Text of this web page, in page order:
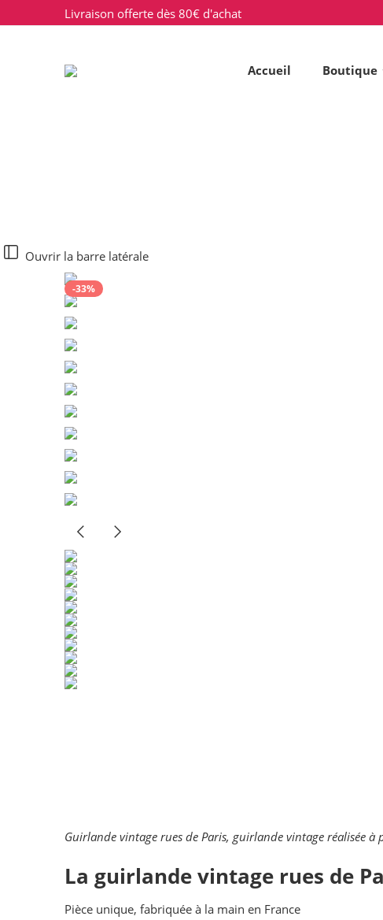
Livraison offerte dès 80€ d'achat
Accueil Boutique
Ouvrir la barre latérale
-33%
Guirlande vintage rues de Paris, guirlande vintage réalisée à
La guirlande vintage rues de
Pièce unique, fabriquée à la main en France